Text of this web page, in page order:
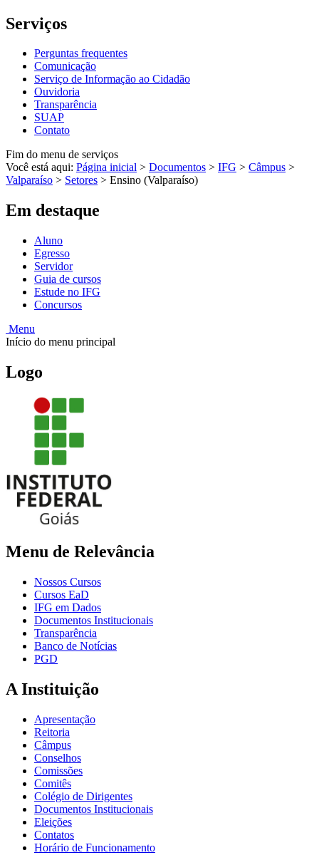
Serviços
Perguntas frequentes
Comunicação
Serviço de Informação ao Cidadão
Ouvidoria
Transparência
SUAP
Contato
Fim do menu de serviços
Você está aqui: Página inicial > Documentos > IFG > Câmpus >
Valparaíso > Setores > Ensino (Valparaíso)
Em destaque
Aluno
Egresso
Servidor
Guia de cursos
Estude no IFG
Concursos
Menu
Início do menu principal
Logo
Menu de Relevância
Nossos Cursos
Cursos EaD
IFG em Dados
Documentos Institucionais
Transparência
Banco de Notícias
PGD
A Instituição
Apresentação
Reitoria
Câmpus
Conselhos
Comissões
Comitês
Colégio de Dirigentes
Documentos Institucionais
Eleições
Contatos
Horário de Funcionamento